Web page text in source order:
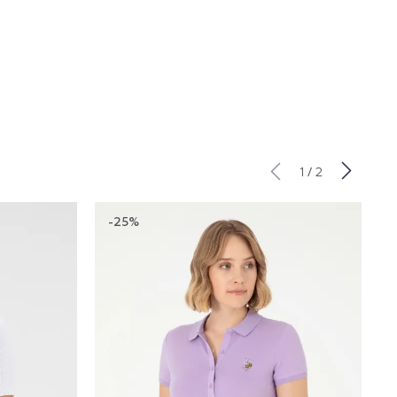
1 / 2
-25%